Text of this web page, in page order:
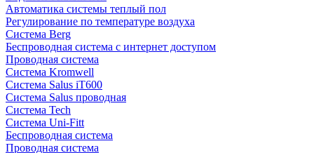
Автоматика системы теплый пол
Регулирование по температуре воздуха
Система Berg
Беспроводная система с интернет доступом
Проводная система
Система Kromwell
Система Salus iT600
Система Salus проводная
Система Tech
Система Uni-Fitt
Беспроводная система
Проводная система